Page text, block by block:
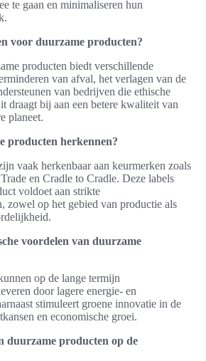
te gaan en minimaliseren hun
voor duurzame producten?
producten biedt verschillende
van afval, het verlagen van de
van bedrijven die ethische
draagt bij aan een betere kwaliteit van
planeet.
producten herkennen?
vaak herkenbaar aan keurmerken zoals
en Cradle to Cradle. Deze labels
voldoet aan strikte
zowel op het gebied van productie als
voordelen van duurzame
op de lange termijn
door lagere energie- en
stimuleert groene innovatie in de
en economische groei.
duurzame producten op de